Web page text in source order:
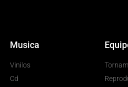
Musica
Vinilos
Cd